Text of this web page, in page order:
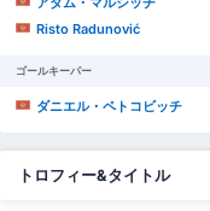
Risto Radunović
ゴールキーパー
ダニエル・ペトコビッチ
トロフィー&タイトル